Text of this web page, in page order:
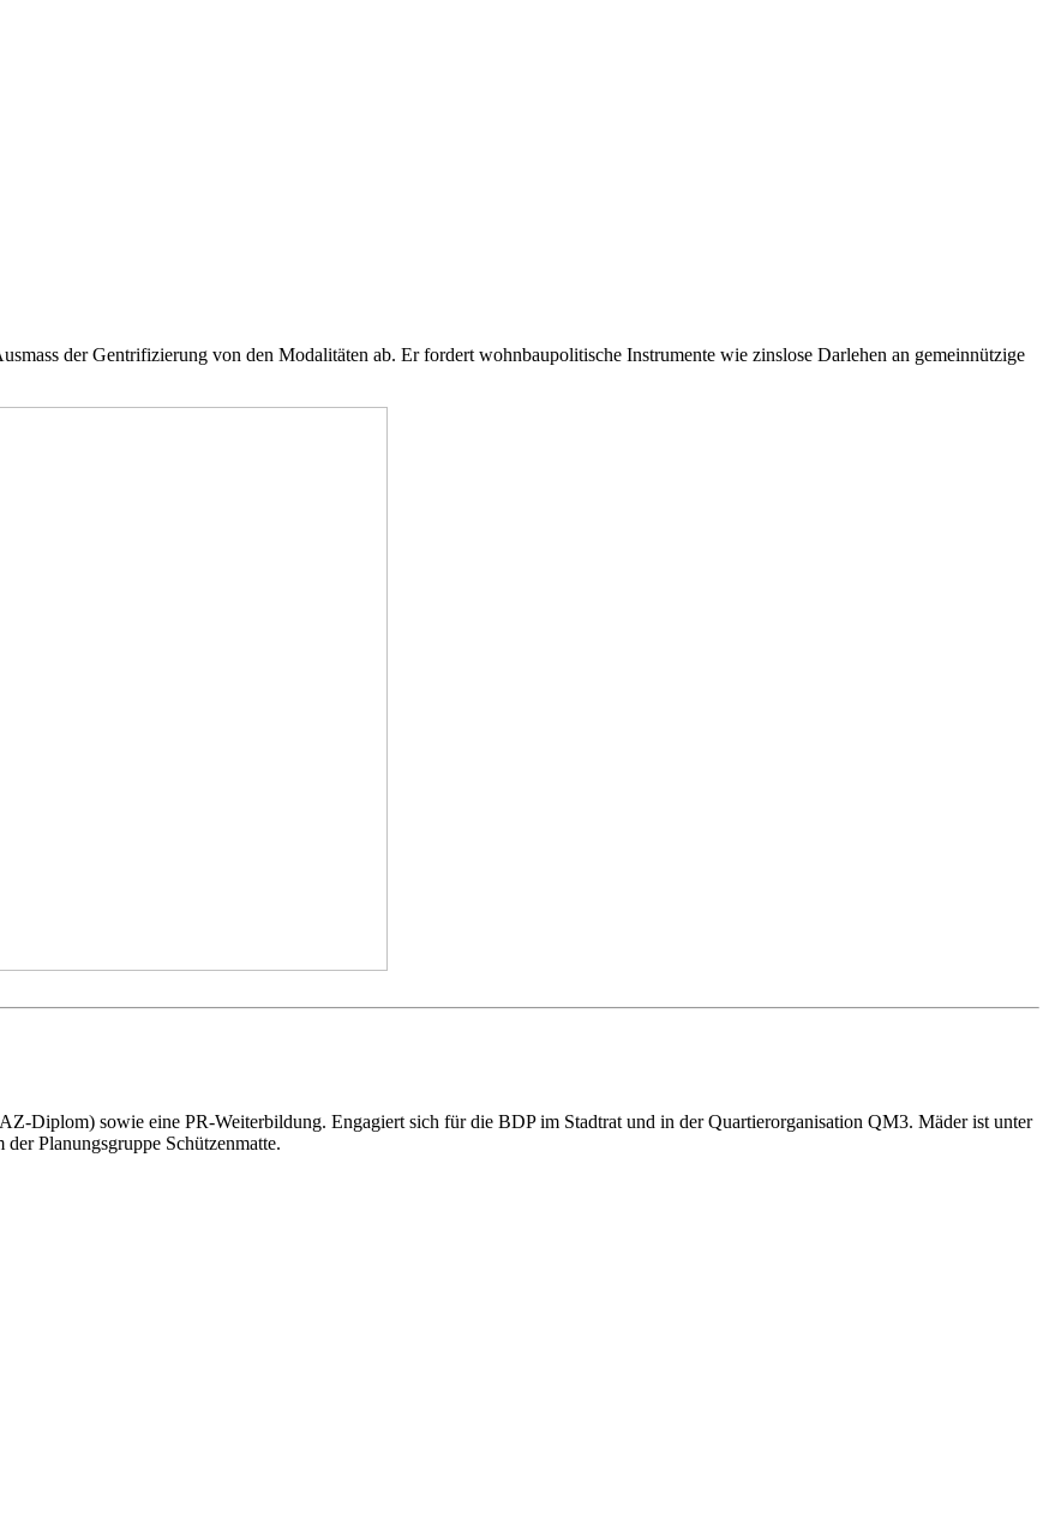
der Gentrifizierung von den Modalitäten ab. Er fordert wohnbaupolitische Instrumente wie zinslose Darlehen an gemeinnützige
Diplom) sowie eine PR-Weiterbildung. Engagiert sich für die BDP im Stadtrat und in der Quartierorganisation QM3. Mäder ist unter
Planungsgruppe Schützenmatte.